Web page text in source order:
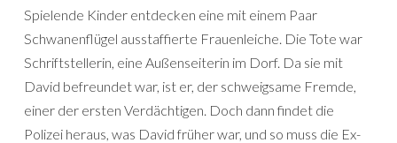
Spielende Kinder entdecken eine mit einem Paar
Schwanenflügel ausstaffierte Frauenleiche. Die Tote war
Schriftstellerin, eine Außenseiterin im Dorf. Da sie mit
David befreundet war, ist er, der schweigsame Fremde,
einer der ersten Verdächtigen. Doch dann findet die
Polizei heraus, was David früher war, und so muss die Ex-